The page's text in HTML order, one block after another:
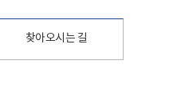
찾아오시는 길